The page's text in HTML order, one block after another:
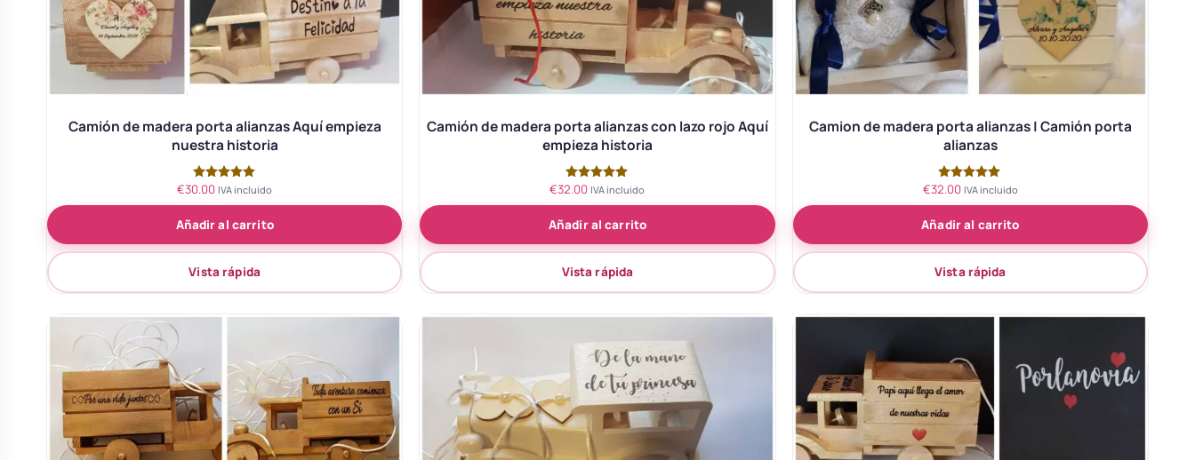
bebé boda
floral coche
Camión de madera porta alianzas Aquí empieza
nuestra historia
Valorado
de 5
€30.00 IVA incluido
Añadir al carrito
Vista rápida
Camión de madera porta alianzas con lazo rojo Aquí
empieza historia
Valorado
de 5
€32.00 IVA incluido
Añadir al carrito
Vista rápida
Camion de madera porta alianzas | Camión porta
alianzas
Valorado
de 5
€32.00 IVA incluido
Añadir al carrito
Vista rápida